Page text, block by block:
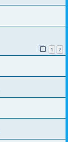
1 2